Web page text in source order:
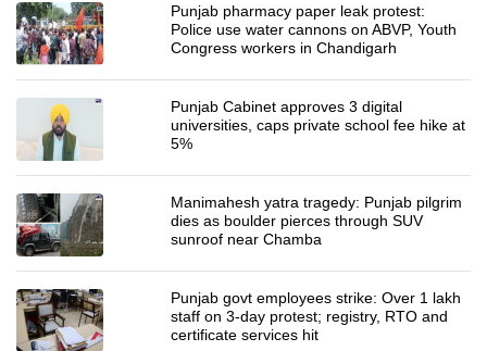
Punjab pharmacy paper leak protest:
Police use water cannons on ABVP, Youth
Congress workers in Chandigarh
Punjab Cabinet approves 3 digital
universities, caps private school fee hike at
5%
Manimahesh yatra tragedy: Punjab pilgrim
dies as boulder pierces through SUV
sunroof near Chamba
Punjab govt employees strike: Over 1 lakh
staff on 3-day protest; registry, RTO and
certificate services hit